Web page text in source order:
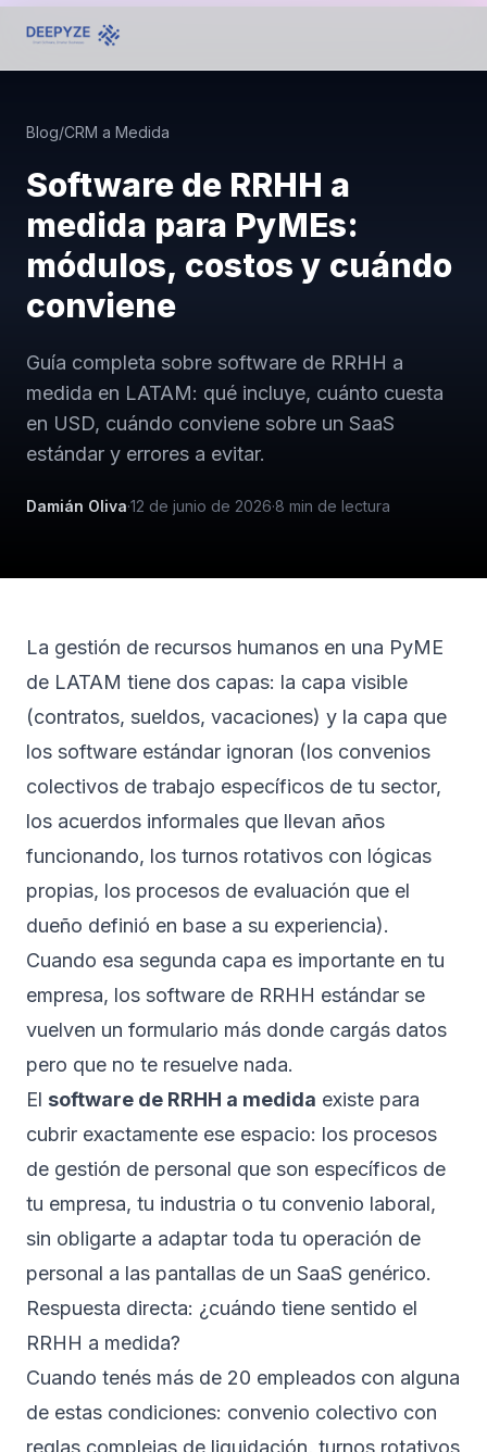
Blog/CRM a Medida
Software de RRHH a
medida para PyMEs:
módulos, costos y cuándo
conviene
Guía completa sobre software de RRHH a
medida en LATAM: qué incluye, cuánto cuesta
en USD, cuándo conviene sobre un SaaS
estándar y errores a evitar.
Damián Oliva·12 de junio de 2026·8 min de lectura
La gestión de recursos humanos en una PyME
de LATAM tiene dos capas: la capa visible
(contratos, sueldos, vacaciones) y la capa que
los software estándar ignoran (los convenios
colectivos de trabajo específicos de tu sector,
los acuerdos informales que llevan años
funcionando, los turnos rotativos con lógicas
propias, los procesos de evaluación que el
dueño definió en base a su experiencia).
Cuando esa segunda capa es importante en tu
empresa, los software de RRHH estándar se
vuelven un formulario más donde cargás datos
pero que no te resuelve nada.
El software de RRHH a medida existe para
cubrir exactamente ese espacio: los procesos
de gestión de personal que son específicos de
tu empresa, tu industria o tu convenio laboral,
sin obligarte a adaptar toda tu operación de
personal a las pantallas de un SaaS genérico.
Respuesta directa: ¿cuándo tiene sentido el
RRHH a medida?
Cuando tenés más de 20 empleados con alguna
de estas condiciones: convenio colectivo con
reglas complejas de liquidación, turnos rotativos